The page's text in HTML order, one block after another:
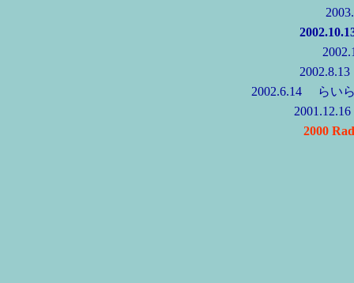
2002.6.14 らい
2000